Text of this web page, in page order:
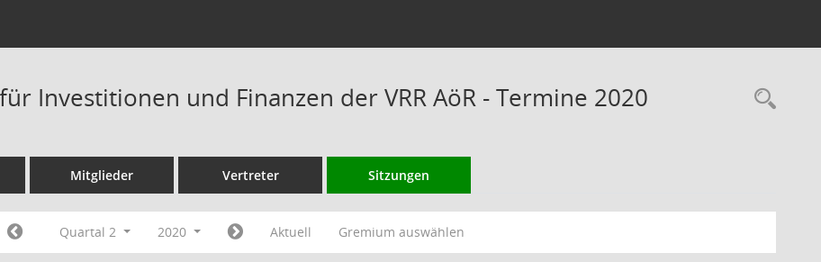
Investitionen und Finanzen der VRR AöR - Termine 2020
Mitglieder Vertreter Sitzungen
Quartal 2 2020 Aktuell Gremium auswählen